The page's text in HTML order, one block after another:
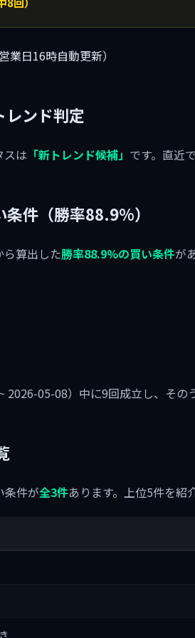
業日16時自動更新）
レンド判定
スは 「新トレンド候補」 です。直近
件（勝率88.9%）
算出した勝率88.9%の買い条件が
05-08）中に9回成立し、その
条件が全3件あります。上位5件を紹